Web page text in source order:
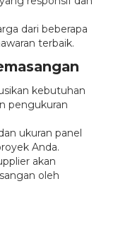
dari beberapa
terbaik.
kebutuhan
pengukuran
ukuran panel
Anda.
akan
oleh